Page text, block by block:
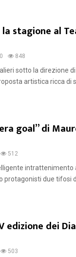
stagione al
0 848
sotto la direzione
artistica ricca di
goal” di
512
intrattenimento
due tifosi
edizione dei
503